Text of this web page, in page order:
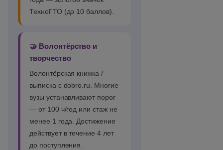
ТехноГТО (до 10 баллов).
🤝 Волонтёрство и
творчество
Волонтёрская книжка /
выписка с dobro.ru. Многие
вузы устанавливают порог
— от 100 ч/год или стаж не
менее 1 года. Достижение
действует в течение 4 лет
до поступления.